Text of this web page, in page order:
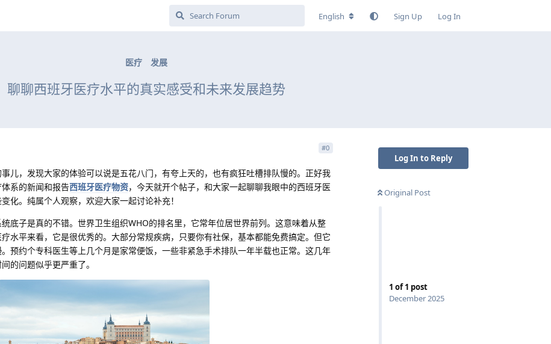
English Sign Up Log In
医疗 发展
聊聊西班牙医疗水平的真实感受和未来发展趋势
Log In to Reply
Original Post
1 of1 post
December 2025
#0
儿，发现大家的体验可以说是五花八门，有夸上天的，也有疯狂吐槽排队慢的。正好我
系的新闻和报告西班牙医疗物资，今天就开个帖子，和大家一起聊聊我眼中的西班牙医
化。纯属个人观察，欢迎大家一起讨论补充！
底子是真的不错。世界卫生组织WHO的排名里，它常年位居世界前列。这意味着从整
水平来看，它是很优秀的。大部分常规疾病，只要你有社保，基本都能免费搞定。但它
。预约个专科医生等上几个月是家常便饭，一些非紧急手术排队一年半载也正常。这几年
的问题似乎更严重了。